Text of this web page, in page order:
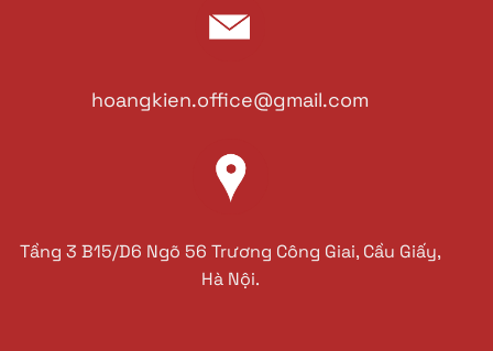
hoangkien.office@gmail.com
Tầng 3 B15/D6 Ngõ 56 Trương Công Giai, Cầu Giấy,
Hà Nội.